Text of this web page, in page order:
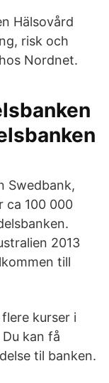
Hälsovård
risk och
Nordnet.
Swedbank,
ca 100 000
2013
till
kurser i
kan få
til banken.